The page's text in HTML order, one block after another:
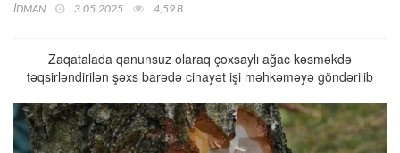
İDMAN 3.05.2025 4,59 B
Zaqatalada qanunsuz olaraq çoxsaylı ağac kəsməkdə
təqsirləndirilən şəxs barədə cinayət işi məhkəməyə göndərilib